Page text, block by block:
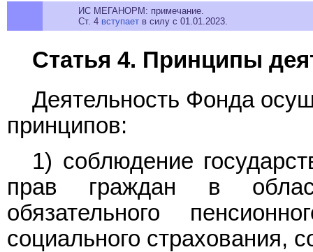
ИС МЕГАНОРМ: примечание.
Ст. 4 вступает в силу с 01.01.2023.
Статья 4. Принципы
Деятельность Фонда
принципов:
1) соблюдение
прав граждан в
обязательного
социального страхования,